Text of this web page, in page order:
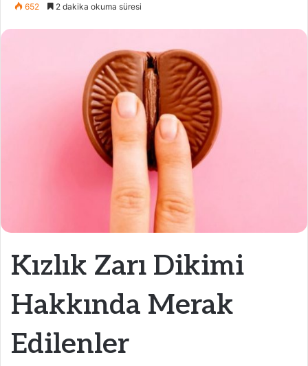
652 2 dakika okuma süresi
Kızlık Zarı Dikimi
Hakkında Merak
Edilenler